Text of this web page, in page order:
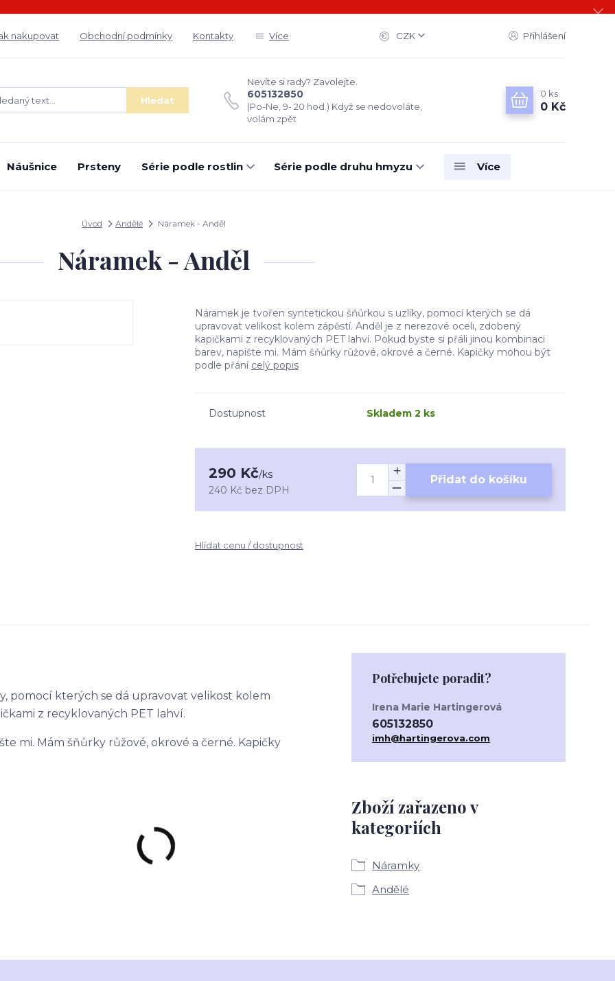
nakupovat Obchodní podmínky Kontakty Více CZK Přihlášení
Hledat
Nevíte si rady? Zavolejte.
605132850
(Po-Ne, 9- 20 hod.) Když se nedovoláte,
volám zpět
0 ks
0 Kč
Náušnice Prsteny Série podle rostlin Série podle druhu hmyzu Více
Úvod Andělé Náramek - Anděl
Náramek - Anděl
Náramek je tvořen syntetickou šňůrkou s uzlíky, pomocí kterých se dá
upravovat velikost kolem zápěstí. Anděl je z nerezové oceli, zdobený
kapičkami z recyklovaných PET lahví. Pokud byste si přáli jinou kombinaci
barev, napište mi. Mám šňůrky růžové, okrové a černé. Kapičky mohou být
podle přání celý popis
Dostupnost Skladem 2 ks
290 Kč/ks
240 Kč bez DPH
Přidat do košíku
Hlídat cenu / dostupnost
pomocí kterých se dá upravovat velikost kolem
z recyklovaných PET lahví.
mi. Mám šňůrky růžové, okrové a černé. Kapičky
Zboží zařazeno v
kategoriích
Náramky
Andělé
Potřebujete poradit?
Irena Marie Hartingerová
605132850
imh@hartingerova.com